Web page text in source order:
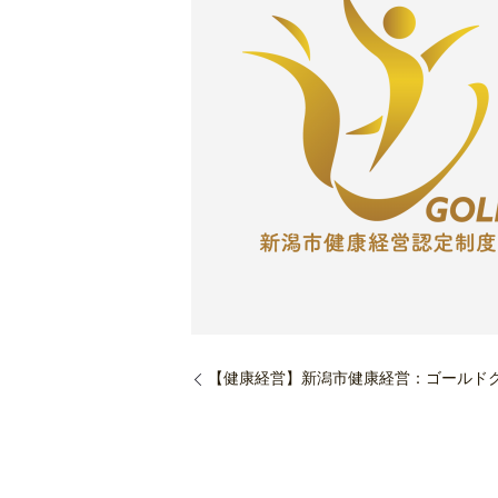
【健康経営】新潟市健康経営：ゴールド